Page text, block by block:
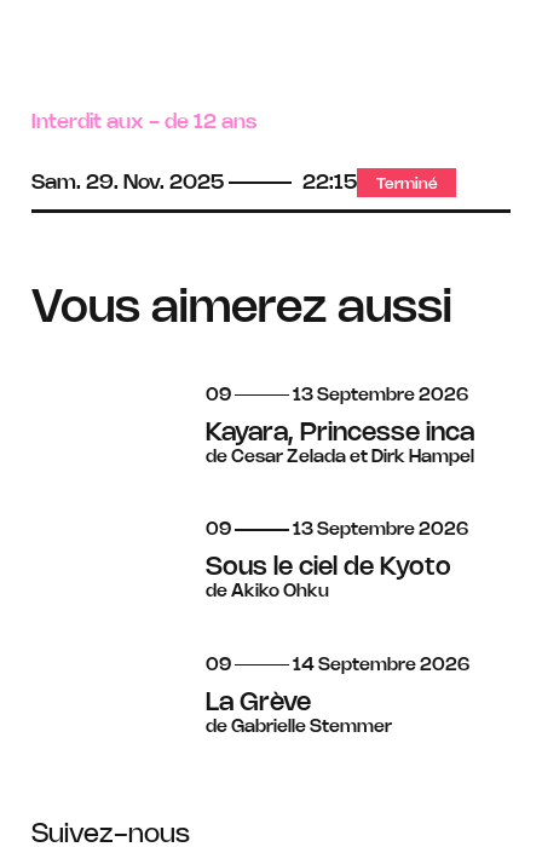
Interdit aux - de 12 ans
Sam. 29. Nov. 2025 22:15 Terminé
Vous aimerez aussi
du
09 au
13 septembre
Septembre 2026
Kayara, Princesse inca
de Cesar Zelada et Dirk Hampel
du
09 au
13 septembre
Septembre 2026
Sous le ciel de Kyoto
de Akiko Ohku
du
09 au
14 septembre
Septembre 2026
La Grève
de Gabrielle Stemmer
Suivez-nous